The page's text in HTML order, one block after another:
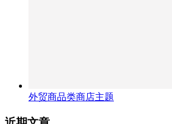
外贸商品类商店主题